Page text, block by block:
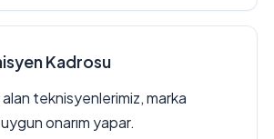
Kadrosu
teknisyenlerimiz, marka
onarım yapar.